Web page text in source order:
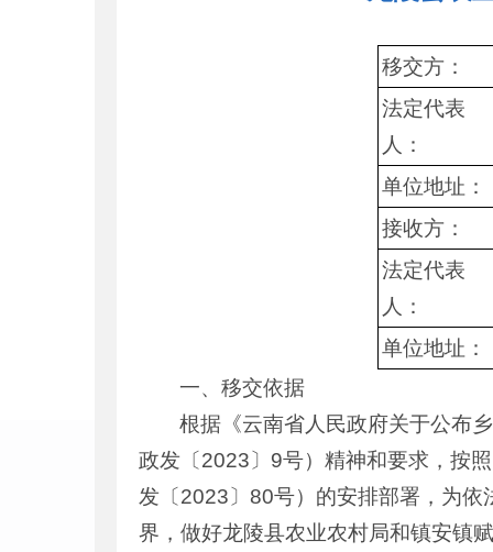
移交方 ：
法定代表
人 ：
单位地址 ：
接收方 ：
法定代表
人 ：
单位地址 ：
一、移交依据
根据《云南省人民政府关于公布
政发〔2023〕9号）精神和要求，按
发〔2023〕80号）的安排部署，为
界，做好龙陵县农业农村局和镇安镇